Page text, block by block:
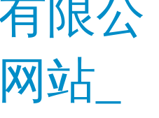
限公
站_